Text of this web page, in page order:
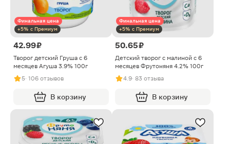
Финальная цена
+5% с Премиум
42.99 ₽
Творог детский Груша с 6
месяцев Агуша 3.9% 100г
5· 106 отзывов
В корзину
Финальная цена
+5% с Премиум
50.65 ₽
Детский творог с малиной с 6
месяцев Фрутоняня 4.2% 100г
4.9· 83 отзыва
В корзину